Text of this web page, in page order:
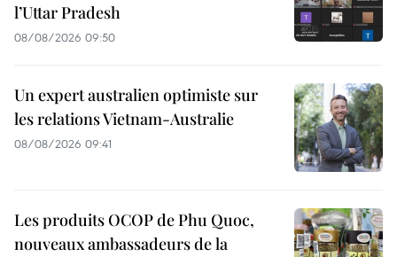
l’Uttar Pradesh
08/08/2026 09:50
Un expert australien optimiste sur
les relations Vietnam-Australie
08/08/2026 09:41
Les produits OCOP de Phu Quoc,
nouveaux ambassadeurs de la